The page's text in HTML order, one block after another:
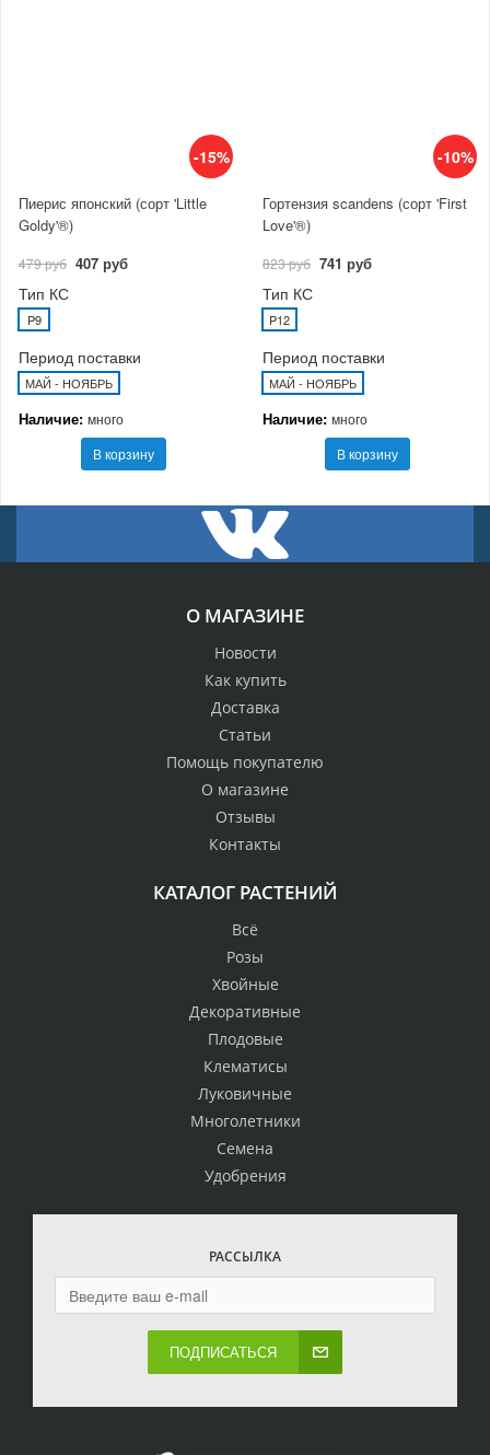
-15%
Пиерис японский (сорт 'Little
Goldy'®)
479 руб 407 руб
Тип КС
P9
Период поставки
МАЙ - НОЯБРЬ
Наличие: много
В корзину
-10%
Гортензия scandens (сорт 'First
Love'®)
823 руб 741 руб
Тип КС
P12
Период поставки
МАЙ - НОЯБРЬ
Наличие: много
В корзину
О МАГАЗИНЕ
Новости
Как купить
Доставка
Статьи
Помощь покупателю
О магазине
Отзывы
Контакты
КАТАЛОГ РАСТЕНИЙ
Всё
Розы
Хвойные
Декоративные
Плодовые
Клематисы
Луковичные
Многолетники
Семена
Удобрения
РАССЫЛКА
ПОДПИСАТЬСЯ